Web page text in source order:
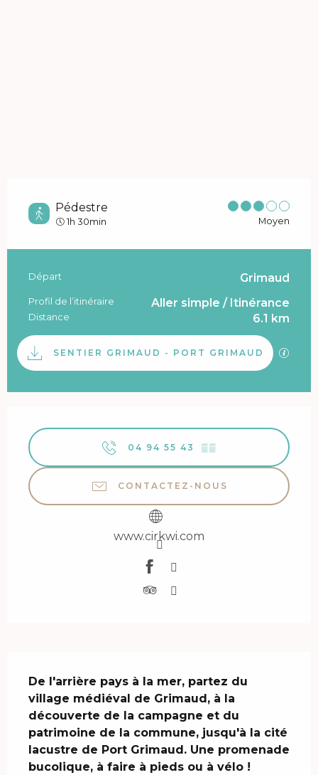
Pédestre
1h 30min Moyen
Informations pratiques
Départ Grimaud
Profil de l’itinéraire Aller simple / Itinérance
Distance 6.1 km
Documentation
SENTIER GRIMAUD - PORT GRIMAUD
04 94 55 43 ▒▒
CONTACTEZ-NOUS
www.cirkwi.com
De l'arrière pays à la mer, partez du
village médiéval de Grimaud, à la
découverte de la campagne et du
patrimoine de la commune, jusqu'à la cité
lacustre de Port Grimaud. Une promenade
bucolique, à faire à pieds ou à vélo !